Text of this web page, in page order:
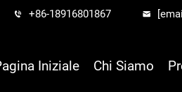
+86-18916801867
Iniziale Chi Siamo